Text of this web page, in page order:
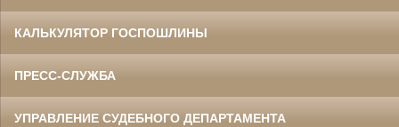
КАЛЬКУЛЯТОР ГОСПОШЛИНЫ
ПРЕСС-СЛУЖБА
УПРАВЛЕНИЕ СУДЕБНОГО ДЕПАРТАМЕНТА